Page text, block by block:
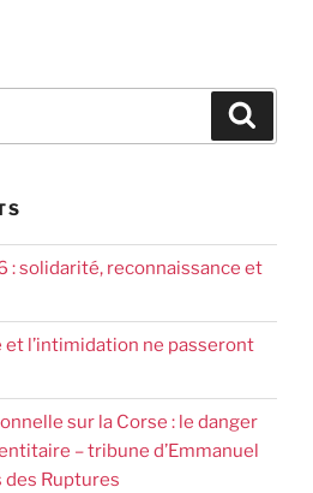
: solidarité, reconnaissance et
et l’intimidation ne passeront
sur la Corse : le danger
– tribune d’Emmanuel
des Ruptures